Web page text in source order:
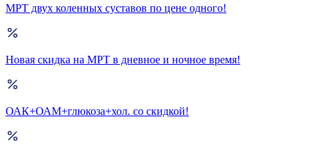
МРТ двух коленных суставов по цене одного!
Новая скидка на МРТ в дневное и ночное время!
ОАК+ОАМ+глюкоза+хол. со скидкой!